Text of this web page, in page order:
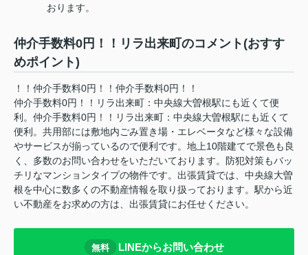
おります。
仲介手数料0円！！リラ出来町のコメント(おすす
めポイント)
！！仲介手数料0円！！仲介手数料0円！！
仲介手数料0円！！リラ出来町：中央線大曽根駅にも近くて便
利。仲介手数料0円！！リラ出来町：中央線大曽根駅にも近くて
便利。共用部には敷地内ごみ置き場・エレベータなど様々な設備
やサービスが揃っているので便利です。地上10階建てで景色も良
く、多数のお問い合わせをいただいております。防犯対策もバッ
チリなマンションタイプの物件です。出張賃貸では、中央線大曽
根を中心に数多くの不動産情報を取り扱っております。駅から近
い不動産をお求めの方は、出張賃貸にお任せください。
無料 LINEからお問い合わせ